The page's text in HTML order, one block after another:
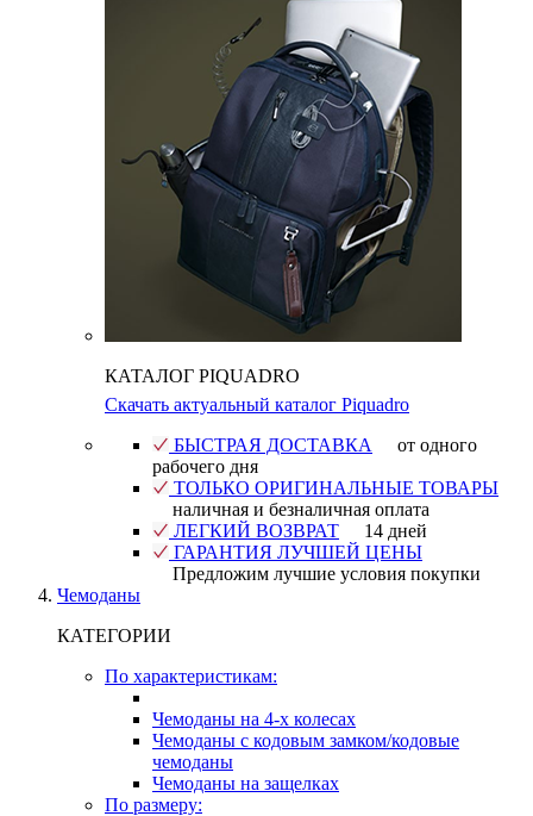
КАТАЛОГ PIQUADRO
Скачать актуальный каталог Piquadro
БЫСТРАЯ ДОСТАВКА
от одного
рабочего дня
ТОЛЬКО ОРИГИНАЛЬНЫЕ ТОВАРЫ
наличная и безналичная оплата
ЛЕГКИЙ ВОЗВРАТ
14 дней
ГАРАНТИЯ ЛУЧШЕЙ ЦЕНЫ
Предложим лучшие условия покупки
Чемоданы
КАТЕГОРИИ
По характеристикам:
Чемоданы на 4-х колесах
Чемоданы с кодовым замком/кодовые
чемоданы
Чемоданы на защелках
По размеру: